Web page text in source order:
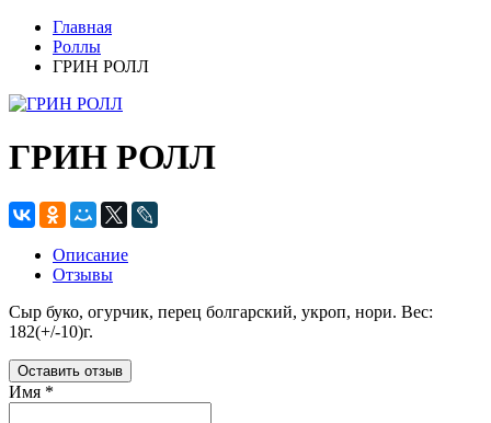
Главная
Роллы
ГРИН РОЛЛ
ГРИН РОЛЛ
Описание
Отзывы
Сыр буко, огурчик, перец болгарский, укроп, нори. Вес:
182(+/-10)г.
Оставить отзыв
Имя *